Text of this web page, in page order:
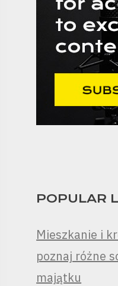
POPULAR
Mieszkanie i
poznaj różne
majątku